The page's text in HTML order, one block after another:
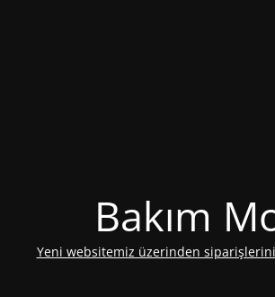
Bakım
Yeni websitemiz üzerinden